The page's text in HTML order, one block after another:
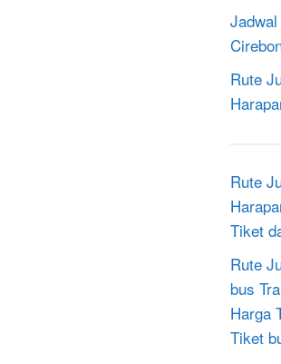
Rute
Rute
Tiket
Rute
bus
Harga
Tiket